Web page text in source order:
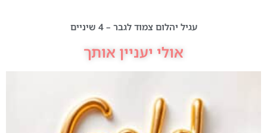
עגיל יהלום צמוד לגבר – 4 שיניים
אולי יעניין אותך